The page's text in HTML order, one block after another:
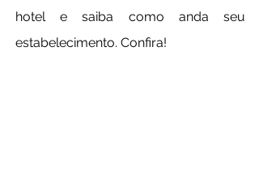
hotel e saiba como anda seu
estabelecimento. Confira!